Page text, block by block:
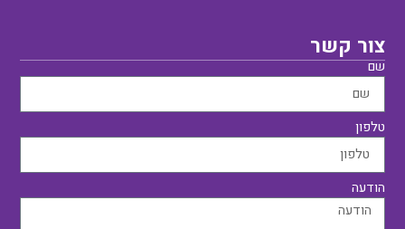
צור קשר
שם
טלפון
הודעה